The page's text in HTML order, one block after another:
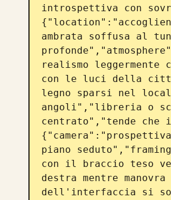
introspettiva con
ambrata soffusa al
realismo
con le luci della
legno sparsi nel
angoli","libreria o
centrato","tende che
piano
con il braccio teso
destra mentre
dell'interfaccia si